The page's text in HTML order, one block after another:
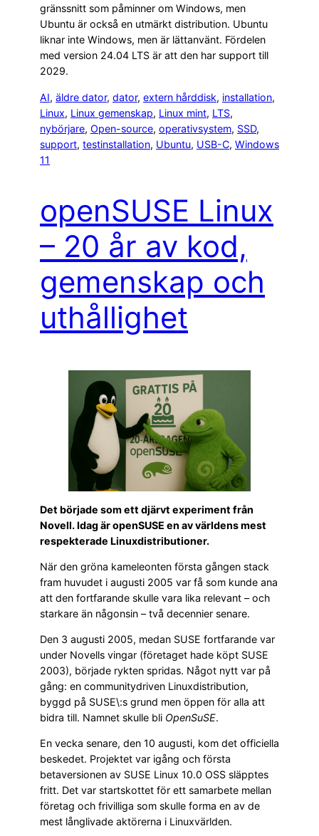
gränssnitt som påminner om Windows, men
Ubuntu är också en utmärkt distribution. Ubuntu
liknar inte Windows, men är lättanvänt. Fördelen
med version 24.04 LTS är att den har support till
2029.
AI, äldre dator, dator, extern hårddisk, installation
Linux, Linux gemenskap, Linux mint, LTS
nybörjare, Open-source, operativsystem, SSD
support, testinstallation, Ubuntu, USB-C, Windows
11
openSUSE Linux
– 20 år av kod,
gemenskap och
uthållighet
Det började som ett djärvt experiment från
Novell. Idag är openSUSE en av världens mest
respekterade Linuxdistributioner.
När den gröna kameleonten första gången stack
fram huvudet i augusti 2005 var få som kunde ana
att den fortfarande skulle vara lika relevant – och
starkare än någonsin – två decennier senare.
Den 3 augusti 2005, medan SUSE fortfarande var
under Novells vingar (företaget hade köpt SUSE
2003), började rykten spridas. Något nytt var på
gång: en communitydriven Linuxdistribution,
byggd på SUSE\:s grund men öppen för alla att
bidra till. Namnet skulle bli OpenSuSE.
En vecka senare, den 10 augusti, kom det officiella
beskedet. Projektet var igång och första
betaversionen av SUSE Linux 10.0 OSS släpptes
fritt. Det var startskottet för ett samarbete mellan
företag och frivilliga som skulle forma en av de
mest långlivade aktörerna i Linuxvärlden.